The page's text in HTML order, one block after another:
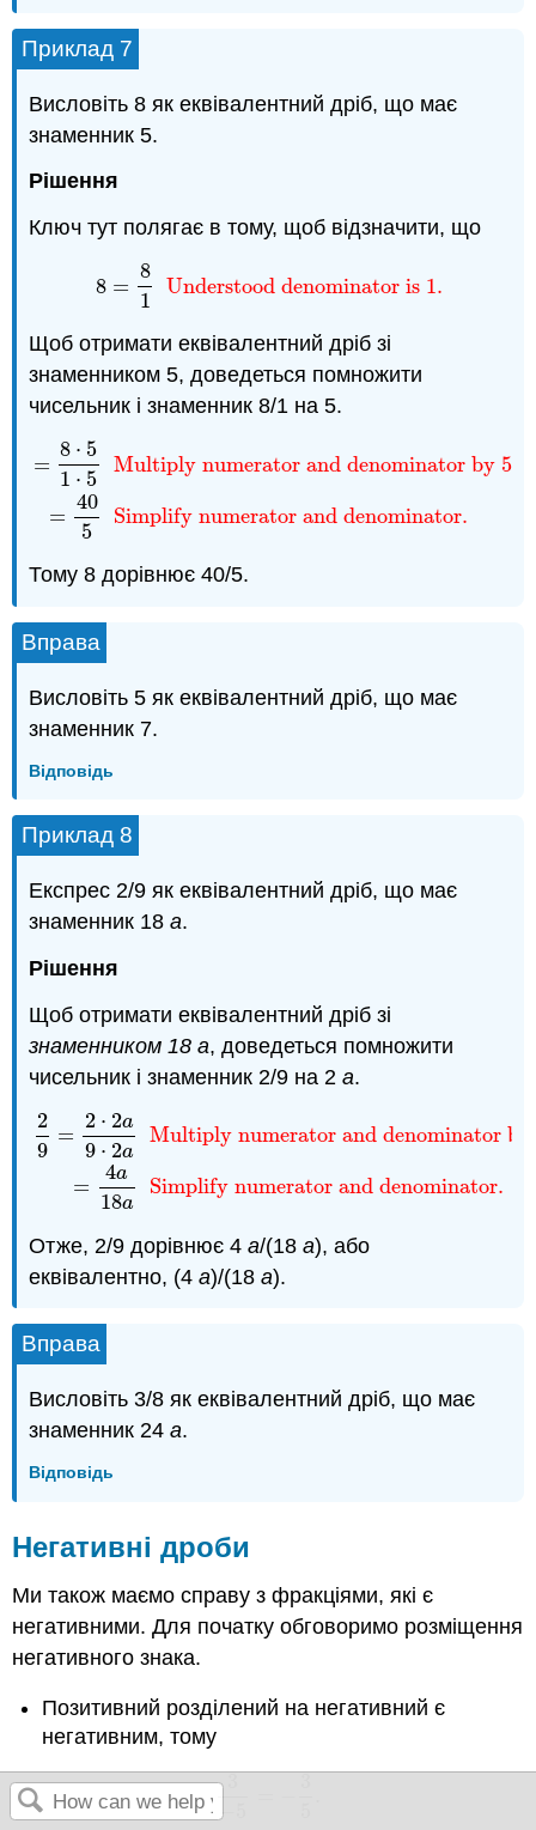
Приклад 7
Висловіть 8 як еквівалентний дріб, що має
знаменник 5.
Рішення
Ключ тут полягає в тому, щоб відзначити, що
8 =
8
1
Understood denominator is 1.
8 =8 1 Understood denominator is 1.
Щоб отримати еквівалентний дріб зі
знаменником 5, доведеться помножити
чисельник і знаменник 8/1 на 5.
=
8 ⋅ 5
1 ⋅ 5
=
40
5
Multiply numerator and denominator by 5.
Simplify numerator and denominator.
⋅5 1 ⋅5 Multiply numerator and denominator by 5.
Тому 8 дорівнює 40/5.
Вправа
Висловіть 5 як еквівалентний дріб, що має
знаменник 7.
Відповідь
Приклад 8
Експрес 2/9 як еквівалентний дріб, що має
знаменник 18а.
Рішення
Щоб отримати еквівалентний дріб зі
знаменником 18 а, доведеться помножити
чисельник і знаменник 2/9 на 2a.
2
9
=
2 ⋅ 2a
9 ⋅ 2a
=
4a
18a
Multiply numerator and denominator
Simplify numerator and denominator.
29 2 a 9⋅2 a Multiply numerator and denominator
Отже, 2/9 дорівнює 4a/(18a), або
еквівалентно, (4а)/(18a).
Вправа
Висловіть 3/8 як еквівалентний дріб, що має
знаменник 24а.
Відповідь
Негативні дроби
Ми також маємо справу з фракціями, які є
негативними. Для початку обговоримо розміщення
негативного знака.
Позитивний розділений на негативний є
негативним, тому
−